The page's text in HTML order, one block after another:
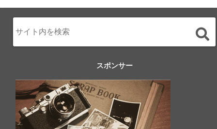
スポンサー